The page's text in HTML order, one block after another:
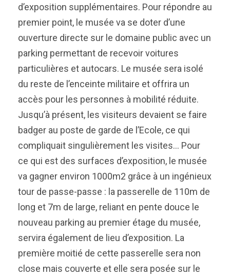
d’exposition supplémentaires. Pour répondre au
premier point, le musée va se doter d’une
ouverture directe sur le domaine public avec un
parking permettant de recevoir voitures
particulières et autocars. Le musée sera isolé
du reste de l’enceinte militaire et offrira un
accès pour les personnes à mobilité réduite.
Jusqu’à présent, les visiteurs devaient se faire
badger au poste de garde de l’Ecole, ce qui
compliquait singulièrement les visites… Pour
ce qui est des surfaces d’exposition, le musée
va gagner environ 1000m2 grâce à un ingénieux
tour de passe-passe : la passerelle de 110m de
long et 7m de large, reliant en pente douce le
nouveau parking au premier étage du musée,
servira également de lieu d’exposition. La
première moitié de cette passerelle sera non
close mais couverte et elle sera posée sur le